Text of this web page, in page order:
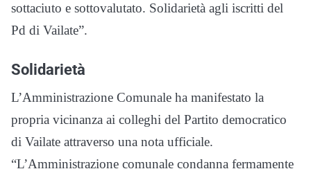
sottaciuto e sottovalutato. Solidarietà agli iscritti del
Pd di Vailate”.
Solidarietà
L’Amministrazione Comunale ha manifestato la
propria vicinanza ai colleghi del Partito democratico
di Vailate attraverso una nota ufficiale.
“L’Amministrazione comunale condanna fermamente